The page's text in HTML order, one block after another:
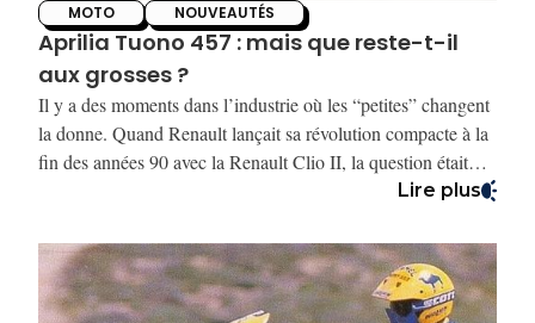
MOTO NOUVEAUTÉS
Aprilia Tuono 457 : mais que reste-t-il
aux grosses ?
Il y a des moments dans l’industrie où les “petites” changent
la donne. Quand Renault lançait sa révolution compacte à la
fin des années 90 avec la Renault Clio II, la question était
presque insolente : que restait-il aux grandes berlines ?
reposée.
Lire plus